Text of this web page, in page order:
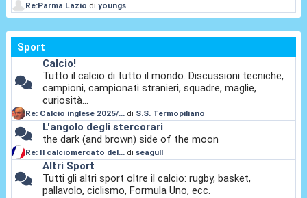
Re:Parma Lazio diyoungs
Sport
Calcio!
Tutto il calcio di tutto il mondo. Discussioni tecniche,
campioni, campionati stranieri, squadre, maglie,
curiosità...
Re: Calcio inglese 2025/... di S.S. Termopiliano
L'angolo degli stercorari
the dark (and brown) side of the moon
Re: Il calciomercato del... diseagull
Altri Sport
Tutti gli altri sport oltre il calcio: rugby, basket,
pallavolo, ciclismo, Formula Uno, ecc.